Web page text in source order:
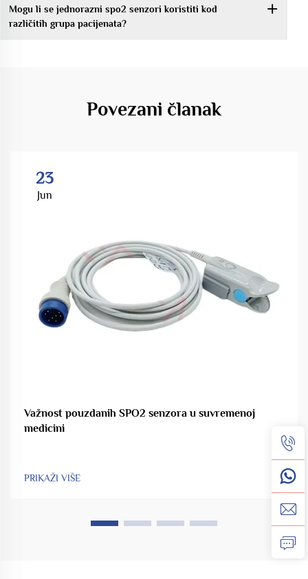
Mogu li se jednorazni spo2 senzori koristiti kod
različitih grupa pacijenata?
Povezani članak
23
Jun
Važnost pouzdanih SPO2 senzora u suvremenoj
medicini
PRIKAŽI VIŠE